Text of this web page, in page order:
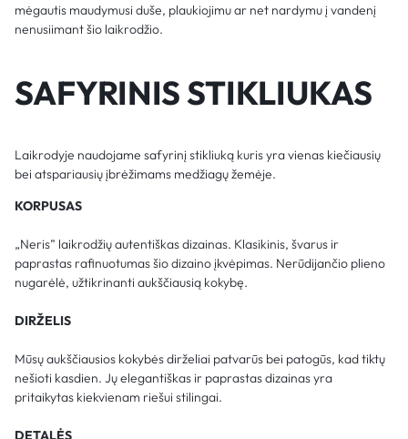
mėgautis maudymusi duše, plaukiojimu ar net nardymu į vandenį
nenusiimant šio laikrodžio.
SAFYRINIS STIKLIUKAS
Laikrodyje naudojame safyrinį stikliuką kuris yra vienas kiečiausių
bei atspariausių įbrėžimams medžiagų žemėje.
KORPUSAS
„Neris” laikrodžių autentiškas dizainas. Klasikinis, švarus ir
paprastas rafinuotumas šio dizaino įkvėpimas. Nerūdijančio plieno
nugarėlė, užtikrinanti aukščiausią kokybę.
DIRŽELIS
Mūsų aukščiausios kokybės dirželiai patvarūs bei patogūs, kad tiktų
nešioti kasdien. Jų elegantiškas ir paprastas dizainas yra
pritaikytas kiekvienam riešui stilingai.
DETALĖS